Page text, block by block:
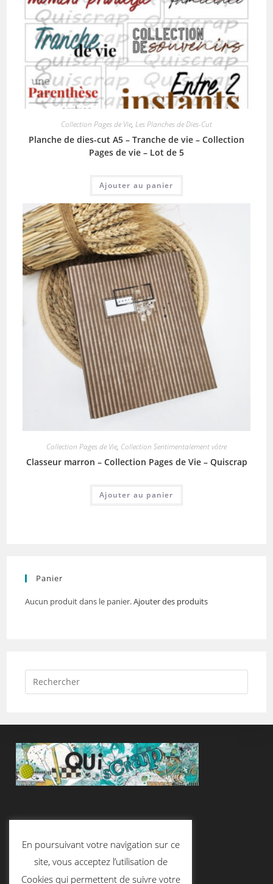
Collection Pages de Vie, Les Planches de Dies-Cut
Planche de dies-cut A5 – Tranche de vie – Collection
Pages de vie – Lot de 5
Ajouter au panier
Collection Pages de Vie, Collection Sentimentalement vôtre
Classeur marron – Collection Pages de Vie – Quiscrap
Ajouter au panier
Panier
Aucun produit dans le panier.Ajouter des produits
En poursuivant votre navigation sur ce
site, vous acceptez l’utilisation de
Cookies qui permettent de suivre votre